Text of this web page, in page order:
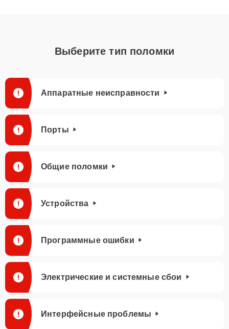
Выберите тип поломки
Аппаратные неисправности
Порты
Общие поломки
Устройства
Программные ошибки
Электрические и системные сбои
Интерфейсные проблемы